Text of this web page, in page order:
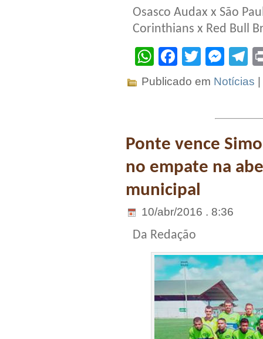
Osasco Audax x São
Corinthians x Red Bull
WhatsApp
Facebook
Twitter
Publicado em Notícias
Ponte vence
no empate na
municipal
10/abr/2016 . 8:36
Da Redação